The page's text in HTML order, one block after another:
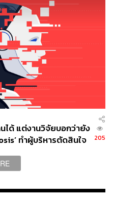
ธีการเพื่อตอบคำถามว่า
ของบริษัทได้ชัด วินเซนต์ยก
ช้ชีวิตวัยเด็กในเอธิโอเปีย ซึ่ง
พื้นที่โดยตรง เมื่อเติบโตขึ้น
สินค้าโภคภัณฑ์ จนเริ่มก่อ
พลตฟอร์ม AI ที่ให้ความรู้
ล่งอาหารของมนุษย์กับการ
งโลก
อกาสที่จะนำระบบนิเวศและ
การณ์ ส่งให้สโลแกนหลัก
มือทำในรายละเอียดย่อย”
ได้ แต่งานวิจัยบอกว่ายัง
ทำผู้บริหารตัดสินใจ
205